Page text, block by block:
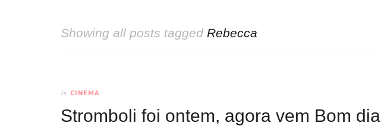
Showing all posts tagged Rebecca
In CINEMA
Stromboli foi ontem, agora vem Bom dia